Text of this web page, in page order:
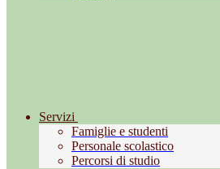
Servizi
Famiglie e studenti
Personale scolastico
Percorsi di studio